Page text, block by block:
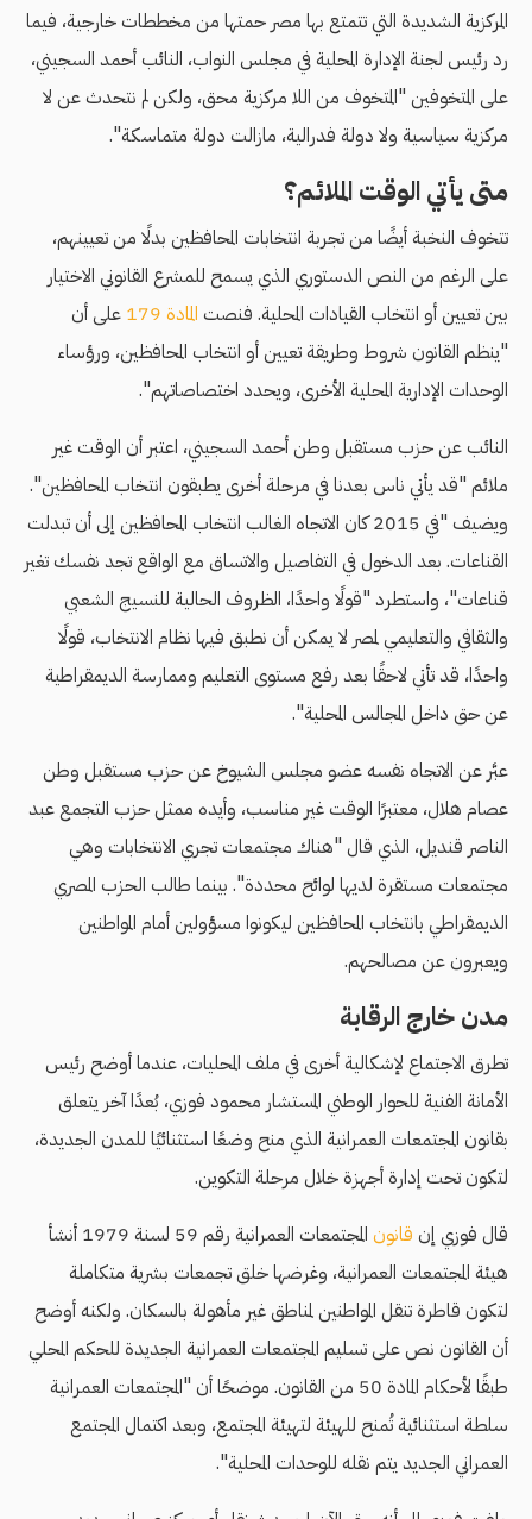
المركزية الشديدة التي تتمتع بها مصر حمتها من مخططات خارجية، فيما
رد رئيس لجنة الإدارة المحلية في مجلس النواب، النائب أحمد السجيني،
على المتخوفين "المتخوف من اللا مركزية محق، ولكن لم نتحدث عن لا
مركزية سياسية ولا دولة فدرالية، مازالت دولة متماسكة".
متى يأتي الوقت الملائم؟
تتخوف النخبة أيضًا من تجربة انتخابات المحافظين بدلًا من تعيينهم،
على الرغم من النص الدستوري الذي يسمح للمشرع القانوني الاختيار
بين تعيين أو انتخاب القيادات المحلية. فنصت المادة 179
على أن
"ينظم القانون شروط وطريقة تعيين أو انتخاب المحافظين، ورؤساء
الوحدات الإدارية المحلية الأخرى، ويحدد اختصاصاتهم".
النائب عن حزب مستقبل وطن أحمد السجيني، اعتبر أن الوقت غير
ملائم "قد يأتي ناس بعدنا في مرحلة أخرى يطبقون انتخاب المحافظين".
ويضيف "في 2015 كان الاتجاه الغالب انتخاب المحافظين إلى أن تبدلت
القناعات. بعد الدخول في التفاصيل والاتساق مع الواقع تجد نفسك تغير
قناعات"، واستطرد "قولًا واحدًا، الظروف الحالية للنسيج الشعبي
والثقافي والتعليمي لمصر لا يمكن أن نطبق فيها نظام الانتخاب، قولًا
واحدًا، قد تأتي لاحقًا بعد رفع مستوى التعليم وممارسة الديمقراطية
عن حق داخل المجالس المحلية".
عبَّر عن الاتجاه نفسه عضو مجلس الشيوخ عن حزب مستقبل وطن
عصام هلال، معتبرًا الوقت غير مناسب، وأيده ممثل حزب التجمع عبد
الناصر قنديل، الذي قال "هناك مجتمعات تجري الانتخابات وهي
مجتمعات مستقرة لديها لوائح محددة". بينما طالب الحزب المصري
الديمقراطي بانتخاب المحافظين ليكونوا مسؤولين أمام المواطنين
ويعبرون عن مصالحهم.
مدن خارج الرقابة
تطرق الاجتماع لإشكالية أخرى في ملف المحليات، عندما أوضح رئيس
الأمانة الفنية للحوار الوطني المستشار محمود فوزي، بُعدًا آخر يتعلق
بقانون المجتمعات العمرانية الذي منح وضعًا استثنائيًا للمدن الجديدة،
لتكون تحت إدارة أجهزة خلال مرحلة التكوين.
قال فوزي إن قانون
المجتمعات العمرانية رقم 59 لسنة 1979 أنشأ
هيئة المجتمعات العمرانية، وغرضها خلق تجمعات بشرية متكاملة
لتكون قاطرة تنقل المواطنين لمناطق غير مأهولة بالسكان. ولكنه أوضح
أن القانون نص على تسليم المجتمعات العمرانية الجديدة للحكم المحلي
طبقًا لأحكام المادة 50 من القانون. موضحًا أن "المجتمعات العمرانية
سلطة استثنائية تُمنح للهيئة لتهيئة المجتمع، وبعد اكتمال المجتمع
العمراني الجديد يتم نقله للوحدات المحلية".